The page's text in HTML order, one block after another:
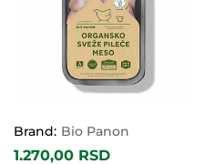
Brand: Bio Panon
1.270,00 RSD